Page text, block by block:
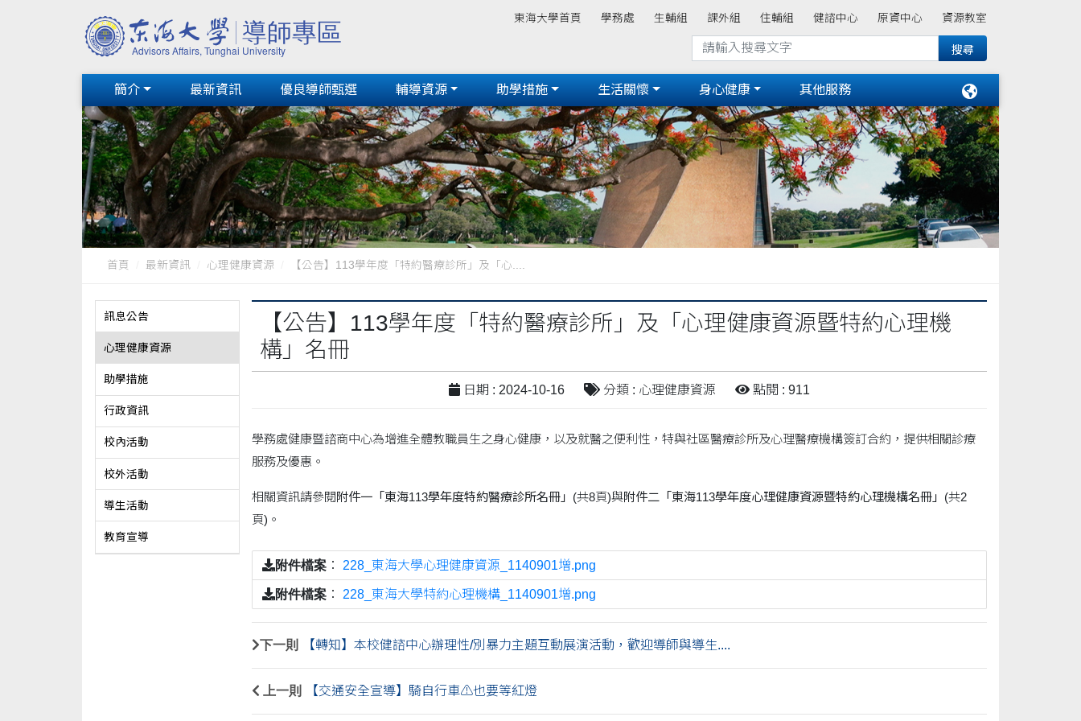
東海大學首頁 學務處 生輔組 課外組 住輔組 健諮中心 原資中心 資源教室
簡介 最新資訊 優良導師甄選 輔導資源 助學措施 生活關懷 身心健康 其他服務
首頁 最新資訊 心理健康資源 【公告】113學年度「特約醫療診所」及「心....
訊息公告
心理健康資源
助學措施
行政資訊
校內活動
校外活動
導生活動
教育宣導
【公告】113學年度「特約醫療診所」及「心理健康資源暨特約心理機
構」名冊
日期 : 2024-10-16 分類 : 心理健康資源 點閱 : 911
學務處健康暨諮商中心為增進全體教職員生之身心健康，以及就醫之便利性，特與社區醫療診所及心理醫療機構簽訂合約，提供相關診療
服務及優惠。
相關資訊請參閱 附件一「東海113學年度特約醫療診所名冊」 (共8頁)與附件二「東海113學年度心理健康資源暨特約心理機構名冊」 (共2
頁)。
附件檔案 ： 228_東海大學心理健康資源_1140901增.png
附件檔案 ： 228_東海大學特約心理機構_1140901增.png
下一則 【轉知】本校健諮中心辦理性/別暴力主題互動展演活動，歡迎導師與導生....
上一則 【交通安全宣導】騎自行車⚠也要等紅燈